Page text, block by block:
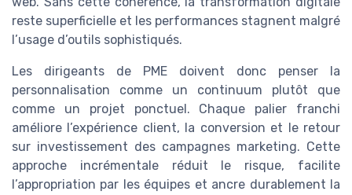
reste superficielle et les performances stagnent malgré
l’usage d’outils sophistiqués.
Les dirigeants de PME doivent donc penser la
personnalisation comme un continuum plutôt que
comme un projet ponctuel. Chaque palier franchi
améliore l’expérience client, la conversion et le retour
sur investissement des campagnes marketing. Cette
approche incrémentale réduit le risque, facilite
l’appropriation par les équipes et ancre durablement la